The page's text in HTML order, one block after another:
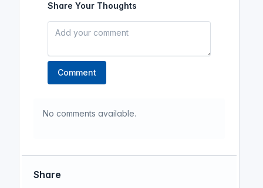
Share Your Thoughts
Comment
No comments available.
Share